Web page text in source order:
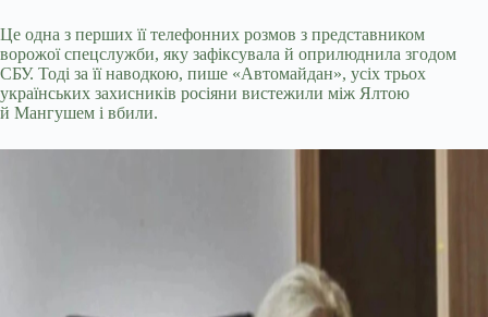
Це одна з перших її телефонних розмов з представником
ворожої спецслужби, яку зафіксувала й оприлюднила згодом
СБУ. Тоді за її наводкою, пише «Автомайдан», усіх трьох
українських захисників росіяни вистежили між Ялтою
й Мангушем і вбили.